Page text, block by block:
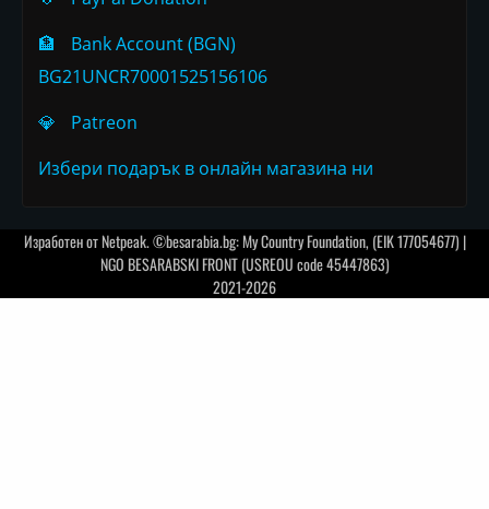
🏦
Bank Account (BGN)
BG21UNCR70001525156106
💎
Patreon
Избери подарък в онлайн магазина ни
Изработен отNetpeak. ©besarabia.bg: My Country Foundation, (EIK 177054677) |
NGO BESARABSKI FRONT (USREOU code 45447863)
2021-2026